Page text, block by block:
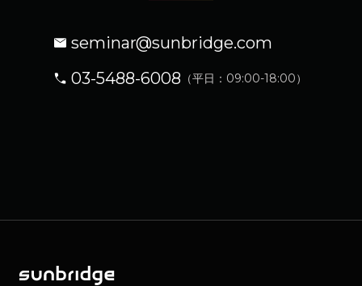
seminar@sunbridge.com
03-5488-6008 （平日：09:00-18:00）